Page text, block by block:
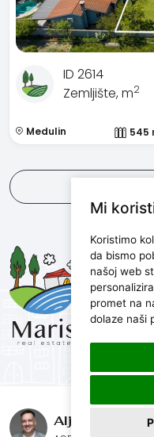
Mi
Koristimo
da bismo
našoj web
promet na
dolaze naši
ID 2614
Zemljište, m2
Medulin 545
Maris
+385
© Maris nekretnine,
Aljoša Vučetić